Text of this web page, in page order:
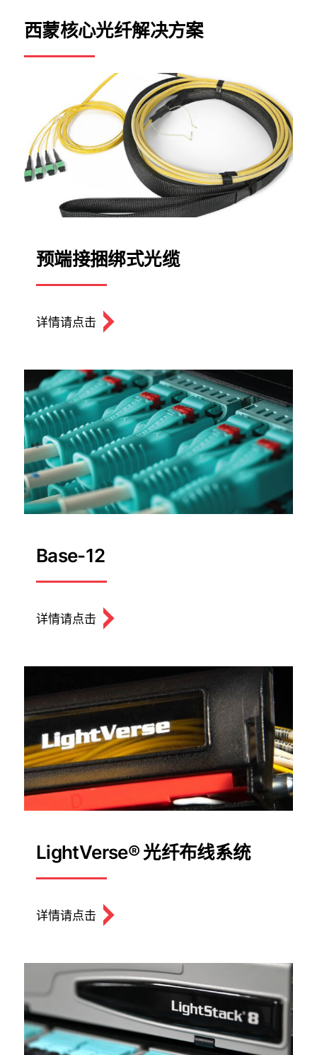
西蒙核心光纤解决方案
预端接捆绑式光缆
详情请点击
Base-12
详情请点击
LightVerse® 光纤布线系统
详情请点击